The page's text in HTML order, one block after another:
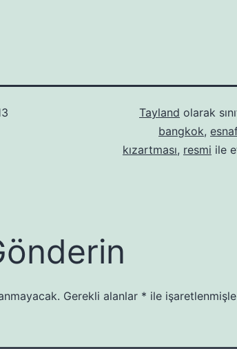
Tayland olarak
bangkok, esnaf
kızartması, resmi ile
Gerekli alanlar * ile